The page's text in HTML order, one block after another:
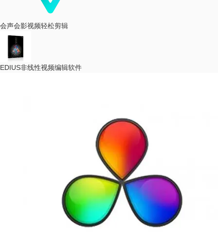
会声会影视频轻松剪辑
EDIUS非线性视频编辑软件